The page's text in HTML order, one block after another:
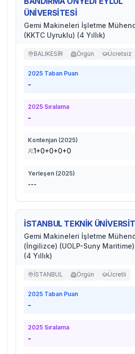
ÜNİVERSİTESİ
Gemi Makineleri İşletme
(KKTC Uyruklu) (4 Yıllık)
BALIKESİR Örgün Ücretsiz
2025 Taban Puan
-
2025 Sıralama
-
Kontenjan (2025)
1+0+0+0+0
Yerleşen (2025)
---
İSTANBUL TEKNİK
Gemi Makineleri İşletme
(İngilizce) (UOLP-Suny
(4 Yıllık)
İSTANBUL Örgün Ücretli
2025 Taban Puan
-
2025 Sıralama
-